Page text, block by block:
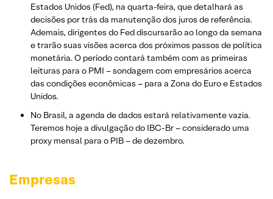
Estados Unidos (Fed), na quarta-feira, que detalhará as
decisões por trás da manutenção dos juros de referência.
Ademais, dirigentes do Fed discursarão ao longo da semana
e trarão suas visões acerca dos próximos passos de política
monetária. O período contará também com as primeiras
leituras para o PMI – sondagem com empresários acerca
das condições econômicas – para a Zona do Euro e Estados
Unidos.
No Brasil, a agenda de dados estará relativamente vazia.
Teremos hoje a divulgação do IBC-Br – considerado uma
proxy mensal para o PIB – de dezembro.
Empresas